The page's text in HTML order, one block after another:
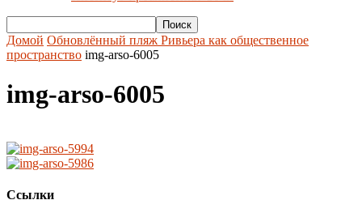
Домой Обновлённый пляж Ривьера как общественное
пространство img-arso-6005
img-arso-6005
Ссылки